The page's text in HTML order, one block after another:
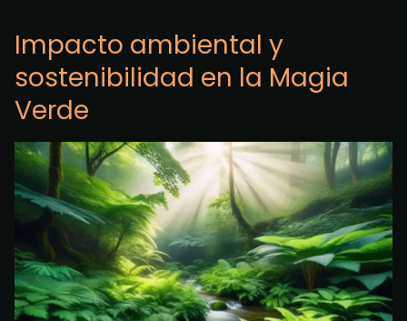
Impacto ambiental y
sostenibilidad en la Magia
Verde